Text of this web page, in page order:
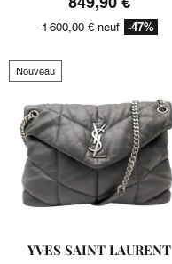
1 600,00 €neuf -47%
Nouveau
YVES SAINT LAURENT